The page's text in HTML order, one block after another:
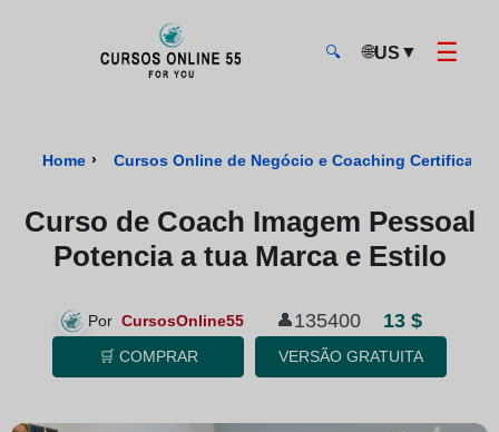
🔍 🌐US ▼ ☰
Home › Cursos Online de Negócio e Coaching
Curso de Coach Imagem Pessoal
Potencia a tua Marca e Estilo
Por CursosOnline55 👤135400 13 $
🛒 COMPRAR VERSÃO GRATUITA